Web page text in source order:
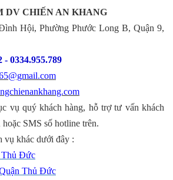
DV CHIẾN AN KHANG
Hội, Phường Phước Long B, Quận 9,
- 0334.955.789
vụ quý khách hàng, hỗ trợ tư vấn khách
SMS số hotline trên.
vụ khác dưới đây :
Thủ Đức
Thủ Đức